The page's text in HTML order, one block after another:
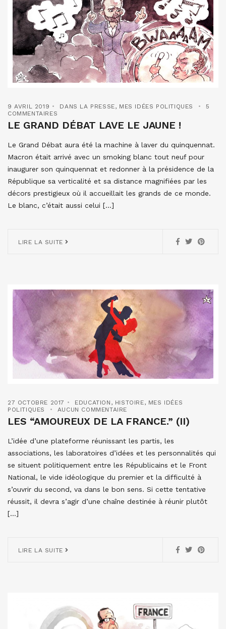
9 AVRIL 2019 DANS LA PRESSE, MES IDÉES POLITIQUES
5
COMMENTAIRES
LE GRAND DÉBAT LAVE LE JAUNE !
Le Grand Débat aura été la machine à laver du quinquennat.
Macron était arrivé avec un smoking blanc tout neuf pour
inaugurer son quinquennat et redonner à la présidence de la
République sa verticalité et sa distance magnifiées par les
décors prestigieux où il accueillait les grands de ce monde.
Le blanc, c’était aussi celui […]
LIRE LA SUITE
27 OCTOBRE 2017 EDUCATION , HISTOIRE, MES IDÉES
POLITIQUES
AUCUN COMMENTAIRE
LES “AMOUREUX DE LA FRANCE.” (II)
L’idée d’une plateforme réunissant les partis, les
associations, les laboratoires d’idées et les personnalités qui
se situent politiquement entre les Républicains et le Front
National, le vide idéologique du premier et la difficulté à
s’ouvrir du second, va dans le bon sens. Si cette tentative
réussit, il devra s’agir d’une chaîne destinée à réunir plutôt
[…]
LIRE LA SUITE